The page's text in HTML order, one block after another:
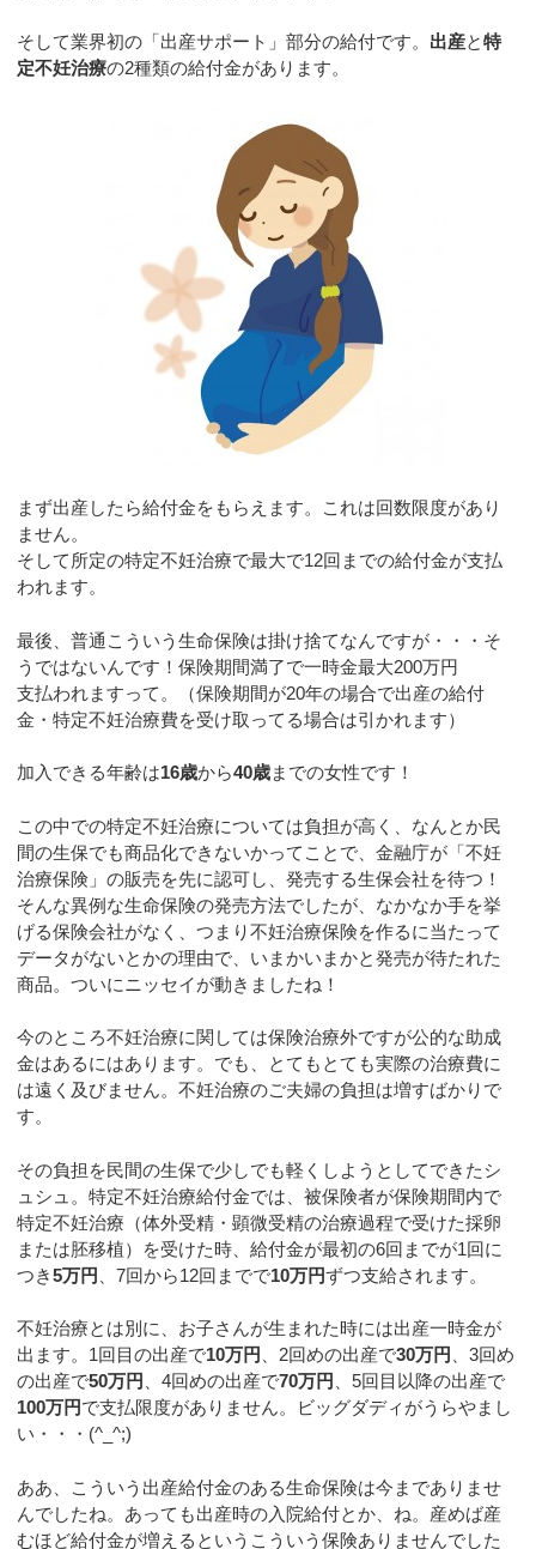
そして業界初の「出産サポート」部分の給付です。 出産と特
定不妊治療の2種類の給付金があります。
まず出産したら給付金をもらえます。これは回数限度があり
ません。
そして所定の特定不妊治療で最大で12回までの給付金が支払
われます。
最後、普通こういう生命保険は掛け捨てなんですが・・・そ
うではないんです！保険期間満了で一時金最大200万円
支払われますって。（保険期間が20年の場合で出産の給付
金・特定不妊治療費を受け取ってる場合は引かれます）
加入できる年齢は16歳から40歳までの女性です！
この中での特定不妊治療については負担が高く、なんとか民
間の生保でも商品化できないかってことで、金融庁が「不妊
治療保険」の販売を先に認可し、発売する生保会社を待つ！
そんな異例な生命保険の発売方法でしたが、なかなか手を挙
げる保険会社がなく、つまり不妊治療保険を作るに当たって
データがないとかの理由で、いまかいまかと発売が待たれた
商品。ついにニッセイが動きましたね！
今のところ不妊治療に関しては保険治療外ですが公的な助成
金はあるにはあります。でも、とてもとても実際の治療費に
は遠く及びません。不妊治療のご夫婦の負担は増すばかりで
す。
その負担を民間の生保で少しでも軽くしようとしてできたシ
ュシュ。特定不妊治療給付金では、被保険者が保険期間内で
特定不妊治療（体外受精・顕微受精の治療過程で受けた採卵
または胚移植）を受けた時、給付金が最初の6回までが1回に
つき5万円 、7回から12回までで10万円ずつ支給されます。
不妊治療とは別に、お子さんが生まれた時には出産一時金が
出ます。1回目の出産で10万円 、2回めの出産で30万円 、3回め
の出産で50万円 、4回めの出産で70万円 、5回目以降の出産で
100万円で支払限度がありません。ビッグダディがうらやまし
い・・・(^_^;)
ああ、こういう出産給付金のある生命保険は今までありませ
んでしたね。あっても出産時の入院給付とか、ね。産めば産
むほど給付金が増えるというこういう保険ありませんでした